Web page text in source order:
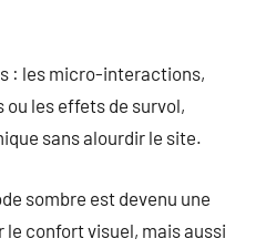
: les micro-interactions,
les effets de survol,
sans alourdir le site.
sombre est devenu une
confort visuel, mais aussi